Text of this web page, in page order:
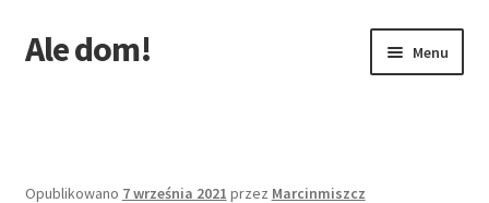
Przejdź
do
Przejdź
do
Ale dom! Menu
Opublikowano 7 września 2021 przez Marcinmiszcz